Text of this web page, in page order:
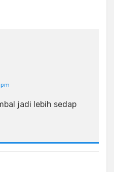
jadi lebih sedap